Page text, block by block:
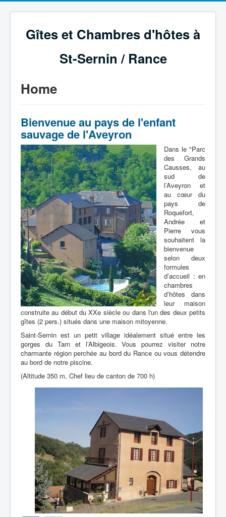
Gîtes et Chambres d'hôtes à
St-Sernin / Rance
Home
Bienvenue au pays de l'enfant
sauvage de l'Aveyron
Dans le "Parc
des Grands
Causses, au
sud de
l’Aveyron et
au cœur du
pays de
Roquefort,
Andrée et
Pierre vous
souhaitent la
bienvenue
selon deux
formules
d’accueil : en
chambres
d’hôtes dans
leur maison
construite au début du XXe siècle ou dans l'un des deux petits
gîtes (2 pers.) situés dans une maison mitoyenne.
Saint-Sernin est un petit village idéalement situé entre les
gorges du Tarn et l’Albigeois. Vous pourrez visiter notre
charmante région perchée au bord du Rance ou vous détendre
au bord de notre piscine.
(Altitude 350 m, Chef lieu de canton de 700 h)